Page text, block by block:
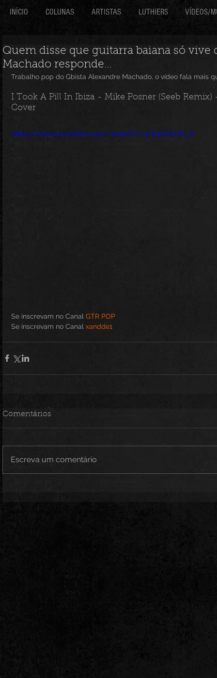
INÍCIO COLUNAS ARTISTAS LUTHIERS VÍDEOS/
Quem disse que guitarra baiana só vive
Machado responde...
Trabalho pop do Gbista Alexandre Machado, o vídeo fala mais
I Took A Pill In Ibiza - Mike Posner (Seeb
Cover
https://www.youtube.com/watch?v=3nbp0OxHt_A
Se inscrevam no Canal GTR POP
Se inscrevam no Canal xandde1
Comentários
Escreva um comentário